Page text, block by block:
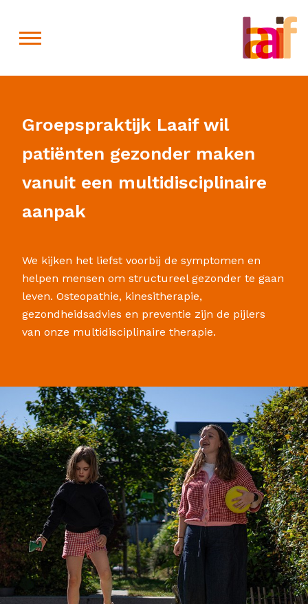
Toggle navigation
Groepspraktijk Laaif wil
patiënten gezonder maken
vanuit een multidisciplinaire
aanpak
We kijken het liefst voorbij de symptomen en
helpen mensen om structureel gezonder te gaan
leven. Osteopathie, kinesitherapie,
gezondheidsadvies en preventie zijn de pijlers
van onze multidisciplinaire therapie.